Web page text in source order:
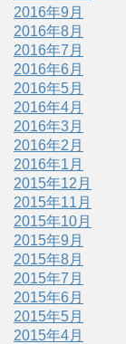
2016年9月
2016年8月
2016年7月
2016年6月
2016年5月
2016年4月
2016年3月
2016年2月
2016年1月
2015年12月
2015年11月
2015年10月
2015年9月
2015年8月
2015年7月
2015年6月
2015年5月
2015年4月